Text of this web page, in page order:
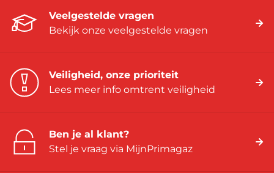
Veelgestelde vragen
Bekijk onze veelgestelde vragen
Veiligheid, onze prioriteit
Lees meer info omtrent veiligheid
Ben je al klant?
Stel je vraag via MijnPrimagaz